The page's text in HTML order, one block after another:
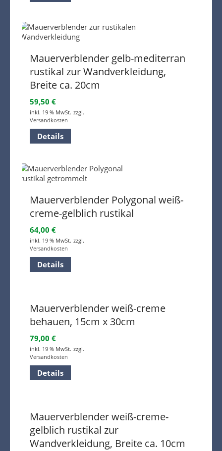
Mauerverblender gelb-mediterran
rustikal zur Wandverkleidung,
Breite ca. 20cm
59,50 €
inkl. 19 % MwSt. zzgl.
Versandkosten
Details
Mauerverblender Polygonal weiß-
creme-gelblich rustikal
64,00 €
inkl. 19 % MwSt. zzgl.
Versandkosten
Details
Mauerverblender weiß-creme
behauen, 15cm x 30cm
79,00 €
inkl. 19 % MwSt. zzgl.
Versandkosten
Details
Mauerverblender weiß-creme-
gelblich rustikal zur
Wandverkleidung, Breite ca. 10cm